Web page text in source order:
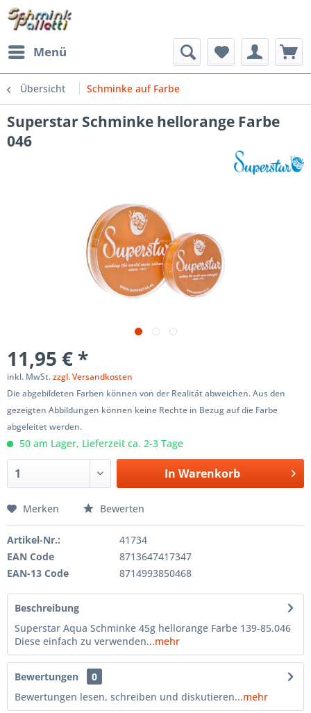
Menü
Übersicht Schminke auf Farbe
Superstar Schminke hellorange Farbe
046
11,95 € *
inkl. MwSt.zzgl. Versandkosten
Die abgebildeten Farben können von der Realität abweichen. Aus den
gezeigten Abbildungen können keine Rechte in Bezug auf die Farbe
abgeleitet werden.
50 am Lager, Lieferzeit ca. 2-3 Tage
In Warenkorb
Merken Bewerten
Artikel-Nr.:
41734
EAN Code
8713647417347
EAN-13 Code
8714993850468
Beschreibung
Superstar Aqua Schminke 45g hellorange Farbe 139-85.046
Diese einfach zu verwenden...mehr
Bewertungen
0
Bewertungen lesen, schreiben und diskutieren...mehr